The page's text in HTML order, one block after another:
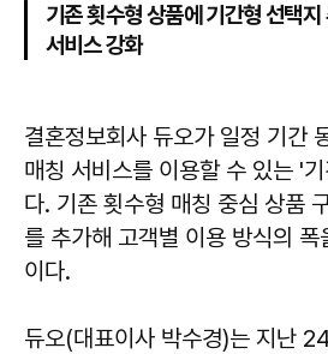
기존 횟수형 상품에 기간형 선택
서비스 강화
결혼정보회사 듀오가 일정 기간
매칭 서비스를 이용할 수 있는 '
다. 기존 횟수형 매칭 중심 상품
를 추가해 고객별 이용 방식의
이다.
듀오(대표이사 박수경)는 지난